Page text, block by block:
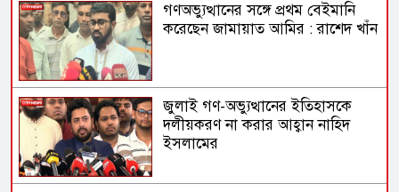
গণঅভ্যুত্থানের সঙ্গে প্রথম বেইমানি
করেছেন জামায়াত আমির : রাশেদ খাঁন
জুলাই গণ-অভ্যুত্থানের ইতিহাসকে
দলীয়করণ না করার আহ্বান নাহিদ
ইসলামের